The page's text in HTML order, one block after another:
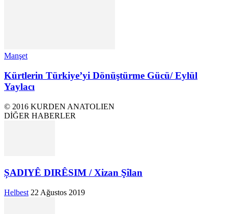
Manşet
Kürtlerin Türkiye’yi Dönüştürme Gücü/ Eylül
Yaylacı
© 2016 KURDEN ANATOLIEN
DİĞER HABERLER
ȘADIYÊ DIRÊSIM / Xizan Şîlan
Helbest 22 Ağustos 2019